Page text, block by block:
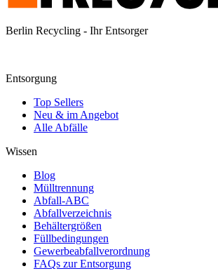
Berlin Recycling - Ihr Entsorger
Entsorgung
Top Sellers
Neu & im Angebot
Alle Abfälle
Wissen
Blog
Mülltrennung
Abfall-ABC
Abfallverzeichnis
Behältergrößen
Füllbedingungen
Gewerbeabfallverordnung
FAQs zur Entsorgung